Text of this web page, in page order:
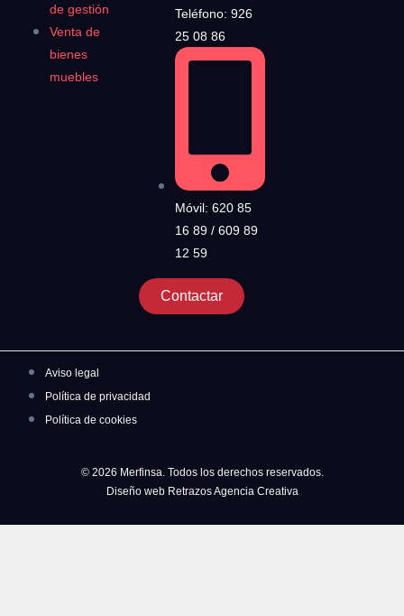
de gestión
Venta de
bienes
muebles
Teléfono: 926
25 08 86
Móvil: 620 85
16 89 / 609 89
12 59
Contactar
Aviso legal
Política de privacidad
Política de cookies
© 2026 Merfinsa. Todos los derechos reservados.
Diseño web Retrazos Agencia Creativa